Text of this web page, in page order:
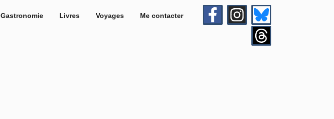
Gastronomie Livres Voyages Me contacter